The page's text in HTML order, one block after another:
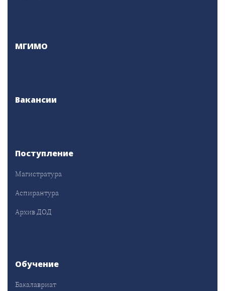
МГИМО
Вакансии
Поступление
Магистратура
Аспирантура
Архив ДОД
Обучение
Бакалавриат